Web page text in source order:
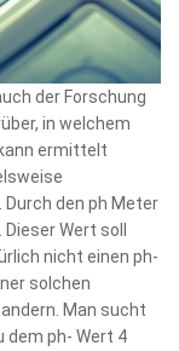
der Forschung
in welchem
ermittelt
Durch den ph Meter
Wert soll
nicht einen ph-
solchen
Man sucht
dem ph- Wert 4